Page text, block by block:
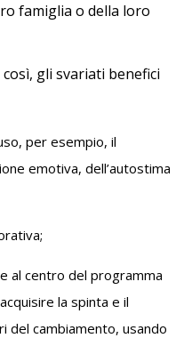
famiglia o della loro
gli svariati benefici
per esempio, il
emotiva, dell’autostima
al centro del programma
la spinta e il
del cambiamento, usando